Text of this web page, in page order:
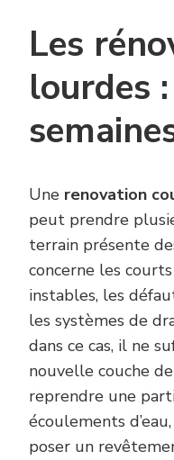
Les
lourdes
Une renovation
peut prendre
terrain présente
concerne les
instables, les
les systèmes de
dans ce cas, il ne
nouvelle couche
reprendre une
écoulements
poser un